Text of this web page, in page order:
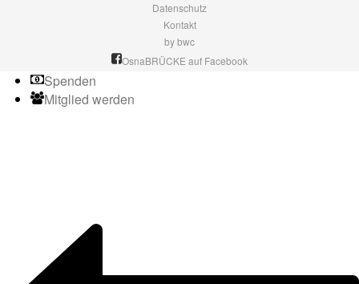
Datenschutz
Kontakt
by bwc
OsnaBRÜCKE auf Facebook
Spenden
Mitglied werden